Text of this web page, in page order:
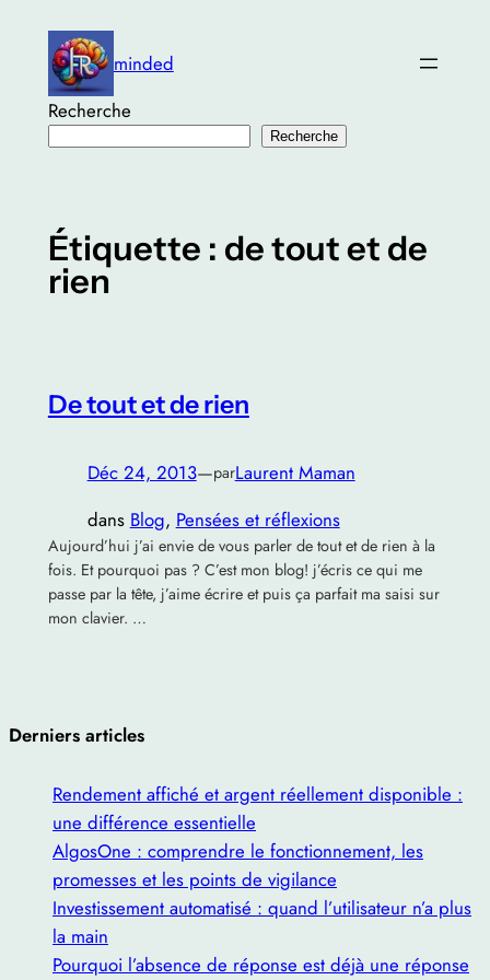
contenu
minded
Recherche
Recherche
Étiquette : de tout et de
rien
De tout et de rien
Déc 24, 2013—parLaurent Maman
dans Blog, Pensées et réflexions
Aujourd’hui j’ai envie de vous parler de tout et de rien à la
fois. Et pourquoi pas ? C’est mon blog! j’écris ce qui me
passe par la tête, j’aime écrire et puis ça parfait ma saisi sur
mon clavier. …
Derniers articles
Rendement affiché et argent réellement disponible :
une différence essentielle
AlgosOne : comprendre le fonctionnement, les
promesses et les points de vigilance
Investissement automatisé : quand l’utilisateur n’a plus
la main
Pourquoi l’absence de réponse est déjà une réponse